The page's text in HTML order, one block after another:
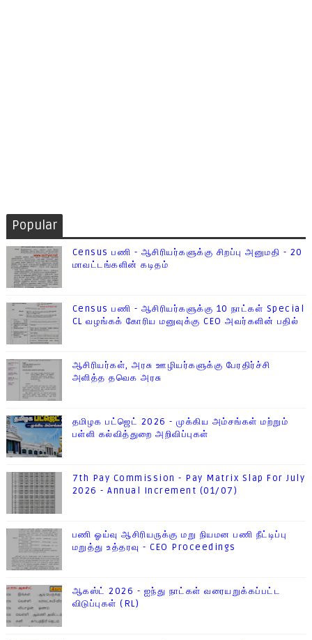
Popular
Census பணி - ஆசிரியர்களுக்கு சிறப்பு அனுமதி - 20
மாவட்டங்களின் கடிதம்
Census பணி - ஆசிரியர்களுக்கு 10 நாட்கள் Special
CL வழங்கக் கோரிய மனுவுக்கு CEO அவர்களின் பதில்
ஆசிரியர்கள், அரசு ஊழியர்களுக்கு பேரதிர்ச்சி
அளித்த தவெக அரசு
தமிழக பட்ஜெட் 2026 - முக்கிய அம்சங்கள் மற்றும்
பள்ளி கல்வித்துறை அறிவிப்புகள்
7th Pay Commission - Pay Matrix Slap For July
2026 - Annual Increment (01/07)
பணி ஓய்வு ஆசிரியருக்கு மறு நியமன பணி நீட்டிப்பு
மறுத்து உத்தரவு - CEO Proceedings
ஆகஸ்ட் 2026 - ஐந்து நாட்கள் வரையறுக்கப்பட்ட
விடுப்புகள் (RL)